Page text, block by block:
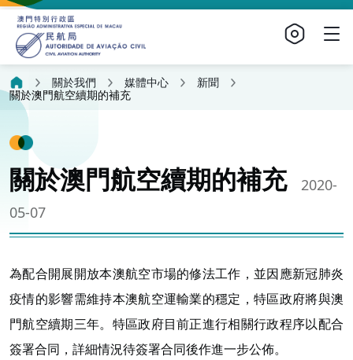
關於我們 媒體中心
新聞
關於澳門航空續期的補充
關於澳門航空續期的補充
2020-
05-07
為配合開展開放本澳航空市場的修法工作，並因應新冠肺炎
疫情的影響需維持本澳航空運輸業的穩定，特區政府將與澳
門航空續期三年。特區政府目前正進行相關行政程序以配合
簽署合同，詳細情況待簽署合同後作進一步公佈。